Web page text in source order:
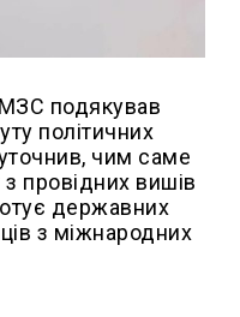
МЗС подякував
політичних
чим саме
провідних вишів
державних
з міжнародних